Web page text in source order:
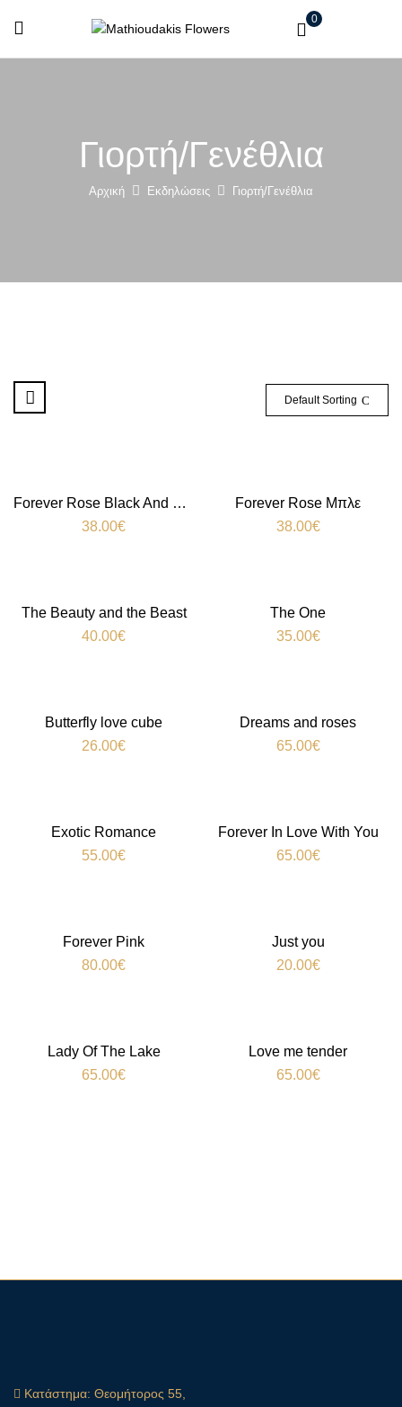
0
Γιορτή/Γενέθλια
Αρχική Εκδηλώσεις Γιορτή/Γενέθλια
Default Sorting
Forever Rose Black And White
38.00€
Forever Rose Μπλε
38.00€
The Beauty and the Beast
40.00€
The One
35.00€
Butterfly love cube
26.00€
Dreams and roses
65.00€
Exotic Romance
55.00€
Forever In Love With You
65.00€
Forever Pink
80.00€
Just you
20.00€
Lady Of The Lake
65.00€
Love me tender
65.00€
Κατάστημα: Θεομήτορος 55,